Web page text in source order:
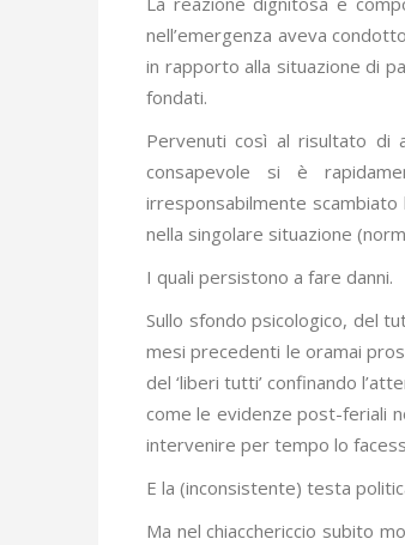
nell’emergenza aveva
in rapporto alla situazione di
fondati.
Pervenuti così al risultato di
consapevole si è
irresponsabilmente
nella singolare situazione
I quali persistono a fare danni.
Sullo sfondo psicologico, del
mesi precedenti le oramai
del ‘liberi tutti’ confinando
come le evidenze post-feriali
intervenire per tempo lo
E la (inconsistente) testa
Ma nel chiacchericcio subito